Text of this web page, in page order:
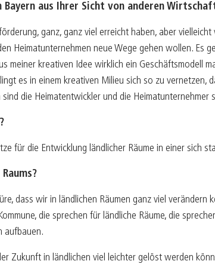
aus Ihrer Sicht von anderen
ganz, ganz viel erreicht haben, aber
Heimatunternehmen neue Wege gehen wollen. Es
meiner kreativen Idee wirklich ein Geschäftsmodell
es in einem kreativen Milieu sich so zu vernetzen,
die Heimatentwickler und die
für die Entwicklung ländlicher Räume in einer sich
dass wir in ländlichen Räumen ganz viel verändern
die sprechen für ländliche Räume, die
aufbauen.
Zukunft in ländlichen viel leichter gelöst werden